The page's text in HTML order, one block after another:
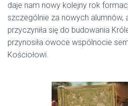
daje nam nowy kolejny rok
szczególnie za nowych alumnów,
przyczyniła się do budowania
przynosiła owoce wspólnocie
Kościołowi.